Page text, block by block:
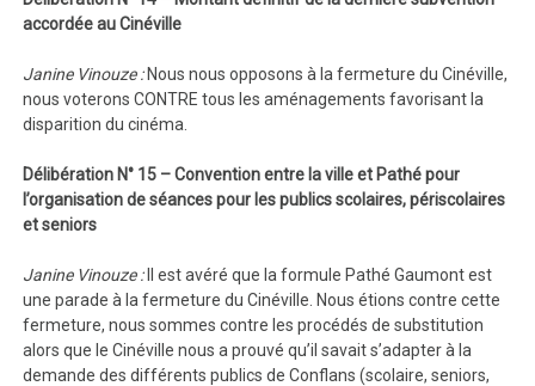
accordée au Cinéville
Janine Vinouze : Nous nous opposons à la fermeture du Cinéville,
nous voterons CONTRE tous les aménagements favorisant la
disparition du cinéma.
Délibération N° 15 – Convention entre la ville et Pathé pour
l’organisation de séances pour les publics scolaires, périscolaires
et seniors
Janine Vinouze :
Il est avéré que la formule Pathé Gaumont est
une parade à la fermeture du Cinéville. Nous étions contre cette
fermeture, nous sommes contre les procédés de substitution
alors que le Cinéville nous a prouvé qu’il savait s’adapter à la
demande des différents publics de Conflans (scolaire, seniors,